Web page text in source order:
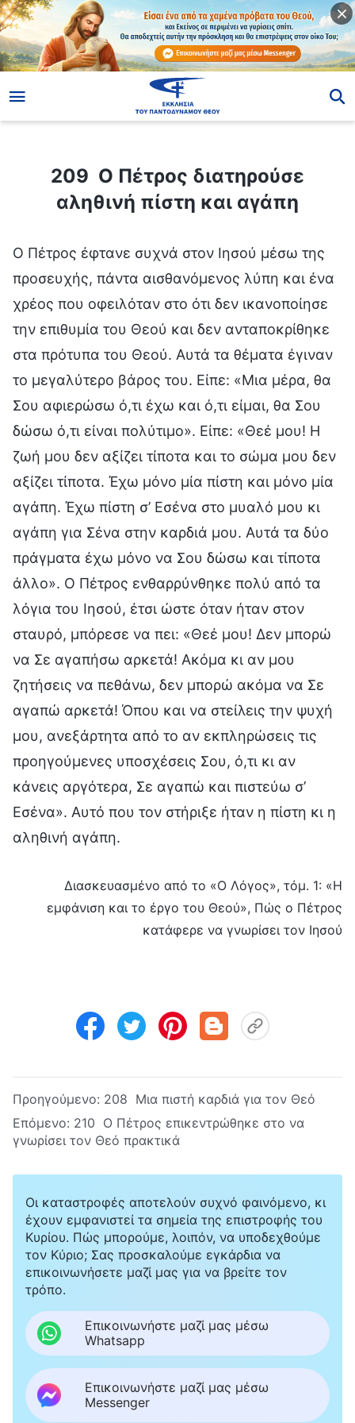
209 Ο Πέτρος διατηρούσε αληθινή πίστη και αγάπη
209 Ο Πέτρος διατηρούσε
αληθινή πίστη και αγάπη
Ο Πέτρος έφτανε συχνά στον Ιησού μέσω της
προσευχής, πάντα αισθανόμενος λύπη και ένα
χρέος που οφειλόταν στο ότι δεν ικανοποίησε
την επιθυμία του Θεού και δεν ανταποκρίθηκε
στα πρότυπα του Θεού. Αυτά τα θέματα έγιναν
το μεγαλύτερο βάρος του. Είπε: «Μια μέρα, θα
Σου αφιερώσω ό,τι έχω και ό,τι είμαι, θα Σου
δώσω ό,τι είναι πολύτιμο». Είπε: «Θεέ μου! Η
ζωή μου δεν αξίζει τίποτα και το σώμα μου δεν
αξίζει τίποτα. Έχω μόνο μία πίστη και μόνο μία
αγάπη. Έχω πίστη σ’ Εσένα στο μυαλό μου κι
αγάπη για Σένα στην καρδιά μου. Αυτά τα δύο
πράγματα έχω μόνο να Σου δώσω και τίποτα
άλλο». Ο Πέτρος ενθαρρύνθηκε πολύ από τα
λόγια του Ιησού, έτσι ώστε όταν ήταν στον
σταυρό, μπόρεσε να πει: «Θεέ μου! Δεν μπορώ
να Σε αγαπήσω αρκετά! Ακόμα κι αν μου
ζητήσεις να πεθάνω, δεν μπορώ ακόμα να Σε
αγαπώ αρκετά! Όπου και να στείλεις την ψυχή
μου, ανεξάρτητα από το αν εκπληρώσεις τις
προηγούμενες υποσχέσεις Σου, ό,τι κι αν
κάνεις αργότερα, Σε αγαπώ και πιστεύω σ’
Εσένα». Αυτό που τον στήριξε ήταν η πίστη κι η
αληθινή αγάπη.
Διασκευασμένο από το «Ο Λόγος», τόμ. 1: «Η
εμφάνιση και το έργο του Θεού», Πώς ο Πέτρος
κατάφερε να γνωρίσει τον Ιησού
Προηγούμενο: 208 Μια πιστή καρδιά για τον Θεό
Επόμενο: 210 Ο Πέτρος επικεντρώθηκε στο να
γνωρίσει τον Θεό πρακτικά
Οι καταστροφές αποτελούν συχνό φαινόμενο, κι
έχουν εμφανιστεί τα σημεία της επιστροφής του
Κυρίου. Πώς μπορούμε, λοιπόν, να υποδεχθούμε
τον Κύριο; Σας προσκαλούμε εγκάρδια να
επικοινωνήσετε μαζί μας για να βρείτε τον
τρόπο.
Επικοινωνήστε μαζί μας μέσω
Whatsapp
Επικοινωνήστε μαζί μας μέσω
Messenger